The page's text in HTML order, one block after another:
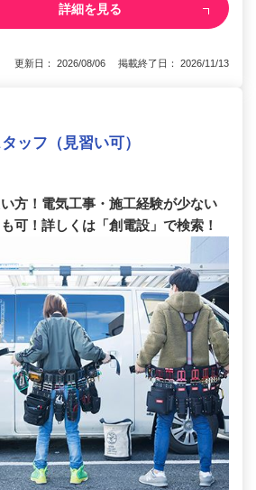
詳細を見る
更新日： 2026/08/06 掲載終了日： 2026/11/13
ッフ（見習い可）
方！電気工事・施工経験が少ない
可！詳しくは「創電設」で検索！